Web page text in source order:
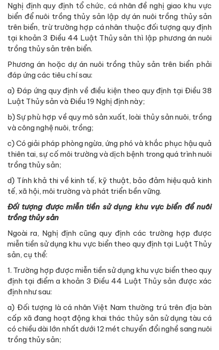
Nghị định quy định tổ chức, cá nhân đề nghị giao khu vực
biển để nuôi trồng thủy sản lập dự án nuôi trồng thủy sản
trên biển, trừ trường hợp cá nhân thuộc đối tượng quy định
tại khoản 3 Điều 44 Luật Thủy sản thì lập phương án nuôi
trồng thủy sản trên biển.
Phương án hoặc dự án nuôi trồng thủy sản trên biển phải
đáp ứng các tiêu chí sau:
a) Đáp ứng quy định về điều kiện theo quy định tại Điều 38
Luật Thủy sản và Điều 19 Nghị định này;
b) Sự phù hợp về quy mô sản xuất, loài thủy sản nuôi, trồng
và công nghệ nuôi, trồng;
c) Có giải pháp phòng ngừa, ứng phó và khắc phục hậu quả
thiên tai, sự cố môi trường và dịch bệnh trong quá trình nuôi
trồng thủy sản;
d) Tính khả thi về kinh tế, kỹ thuật, bảo đảm hiệu quả kinh
tế, xã hội, môi trường và phát triển bền vững.
Đối tượng được miễn tiền sử dụng khu vực biển để nuôi
trồng thủy sản
Ngoài ra, Nghị định cũng quy định các trường hợp được
miễn tiền sử dụng khu vực biển theo quy định tại Luật Thủy
sản, cụ thể:
1. Trường hợp được miễn tiền sử dụng khu vực biển theo quy
định tại điểm a khoản 3 Điều 44 Luật Thủy sản được xác
định như sau:
a) Đối tượng là cá nhân Việt Nam thường trú trên địa bàn
cấp xã đang hoạt động khai thác thủy sản sử dụng tàu cá
có chiều dài lớn nhất dưới 12 mét chuyển đổi nghề sang nuôi
trồng thủy sản;